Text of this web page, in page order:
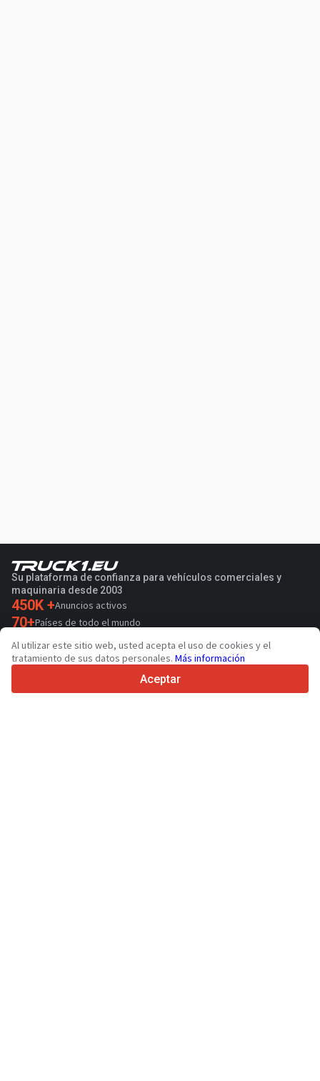
Su plataforma de confianza para vehículos comerciales y
maquinaria desde 2003
450K +Anuncios activos
70+Países de todo el mundo
36Idiomas admitidos
4.7/5
Al utilizar este sitio web, usted acepta el uso de cookies y el
tratamiento de sus datos personales. Más información
Aceptar